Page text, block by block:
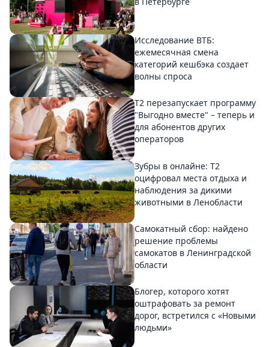
Исследование ВТБ:
ежемесячная смена
категорий кешбэка создает
волны спроса
Т2 перезапускает программу
"Выгодно вместе" – теперь и
для абонентов других
операторов
Зубры в онлайне: Т2
оцифровал места отдыха и
наблюдения за дикими
животными в Ленобласти
Самокатный сбор: найдено
решение проблемы
самокатов в Ленинградской
области
Блогер, которого хотят
оштрафовать за ремонт
дорог, встретился с «Новыми
людьми»